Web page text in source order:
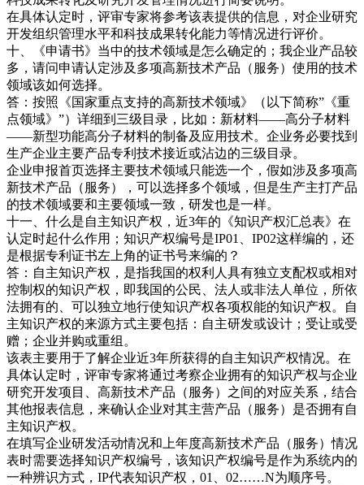
在具体认定时，评审专家将参考该表提供的信息，对企业研究
开发组织管理水平和科技成果转化能力等情况进行评价。
十、《申请书》当中的技术领域是怎么确定的；我企业产品较
多，请问申请认定涉及多项高新技术产品（服务）使用的技术
领域该如何选择。
答：按照《国家重点支持的高新技术领域》（以下简称”《重
点领域》”）详细到三级目录，比如：新材料——高分子材料
——新型功能高分子材料的制备及应用技术。企业务必要找到
生产企业主要产品专利技术接近或沾边的三级目录。
企业申报首页选择主要技术领域只能选一个，假如涉及多项高
新技术产品（服务），可以选择多个领域，但是生产主打产品
的技术领域要和主要领域一致，研发也是一样。
十一、什么是自主知识产权，近3年的《知识产权汇总表》在
认定时起什么作用；知识产权编号是IP01、IP02这样编的，还
是根据专利证书左上角的证书号来编的？
答：自主知识产权，是指我国的权利人具有独立支配权或相对
控制权的知识产权，即我国的公民、法人或非法人单位，所依
法拥有的、可以独立地行使知识产权各项权能的知识产权。自
主知识产权的来源方式主要包括：自主研发或设计；受让或受
赠；企业并购或重组。
该表主要用于了解企业近3年所获得的自主知识产权情况。在
具体认定时，评审专家将通过考察企业拥有的知识产权与企业
研究开发项目、高新技术产品（服务）之间的对应关系，结合
其他报表信息，来确认企业对其主营产品（服务）是否拥有自
主知识产权。
在填写企业研发活动情况和上年度高新技术产品（服务）情况
表时需要选择知识产权编号，该知识产权编号是作为系统内的
一种辨识方式，IP代表知识产权，01、02……N为顺序号。